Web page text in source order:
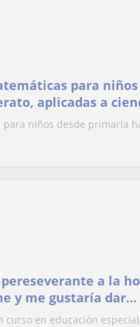
para niños
aplicadas a
niños desde primaria
a la
y me gustaría dar
en educación